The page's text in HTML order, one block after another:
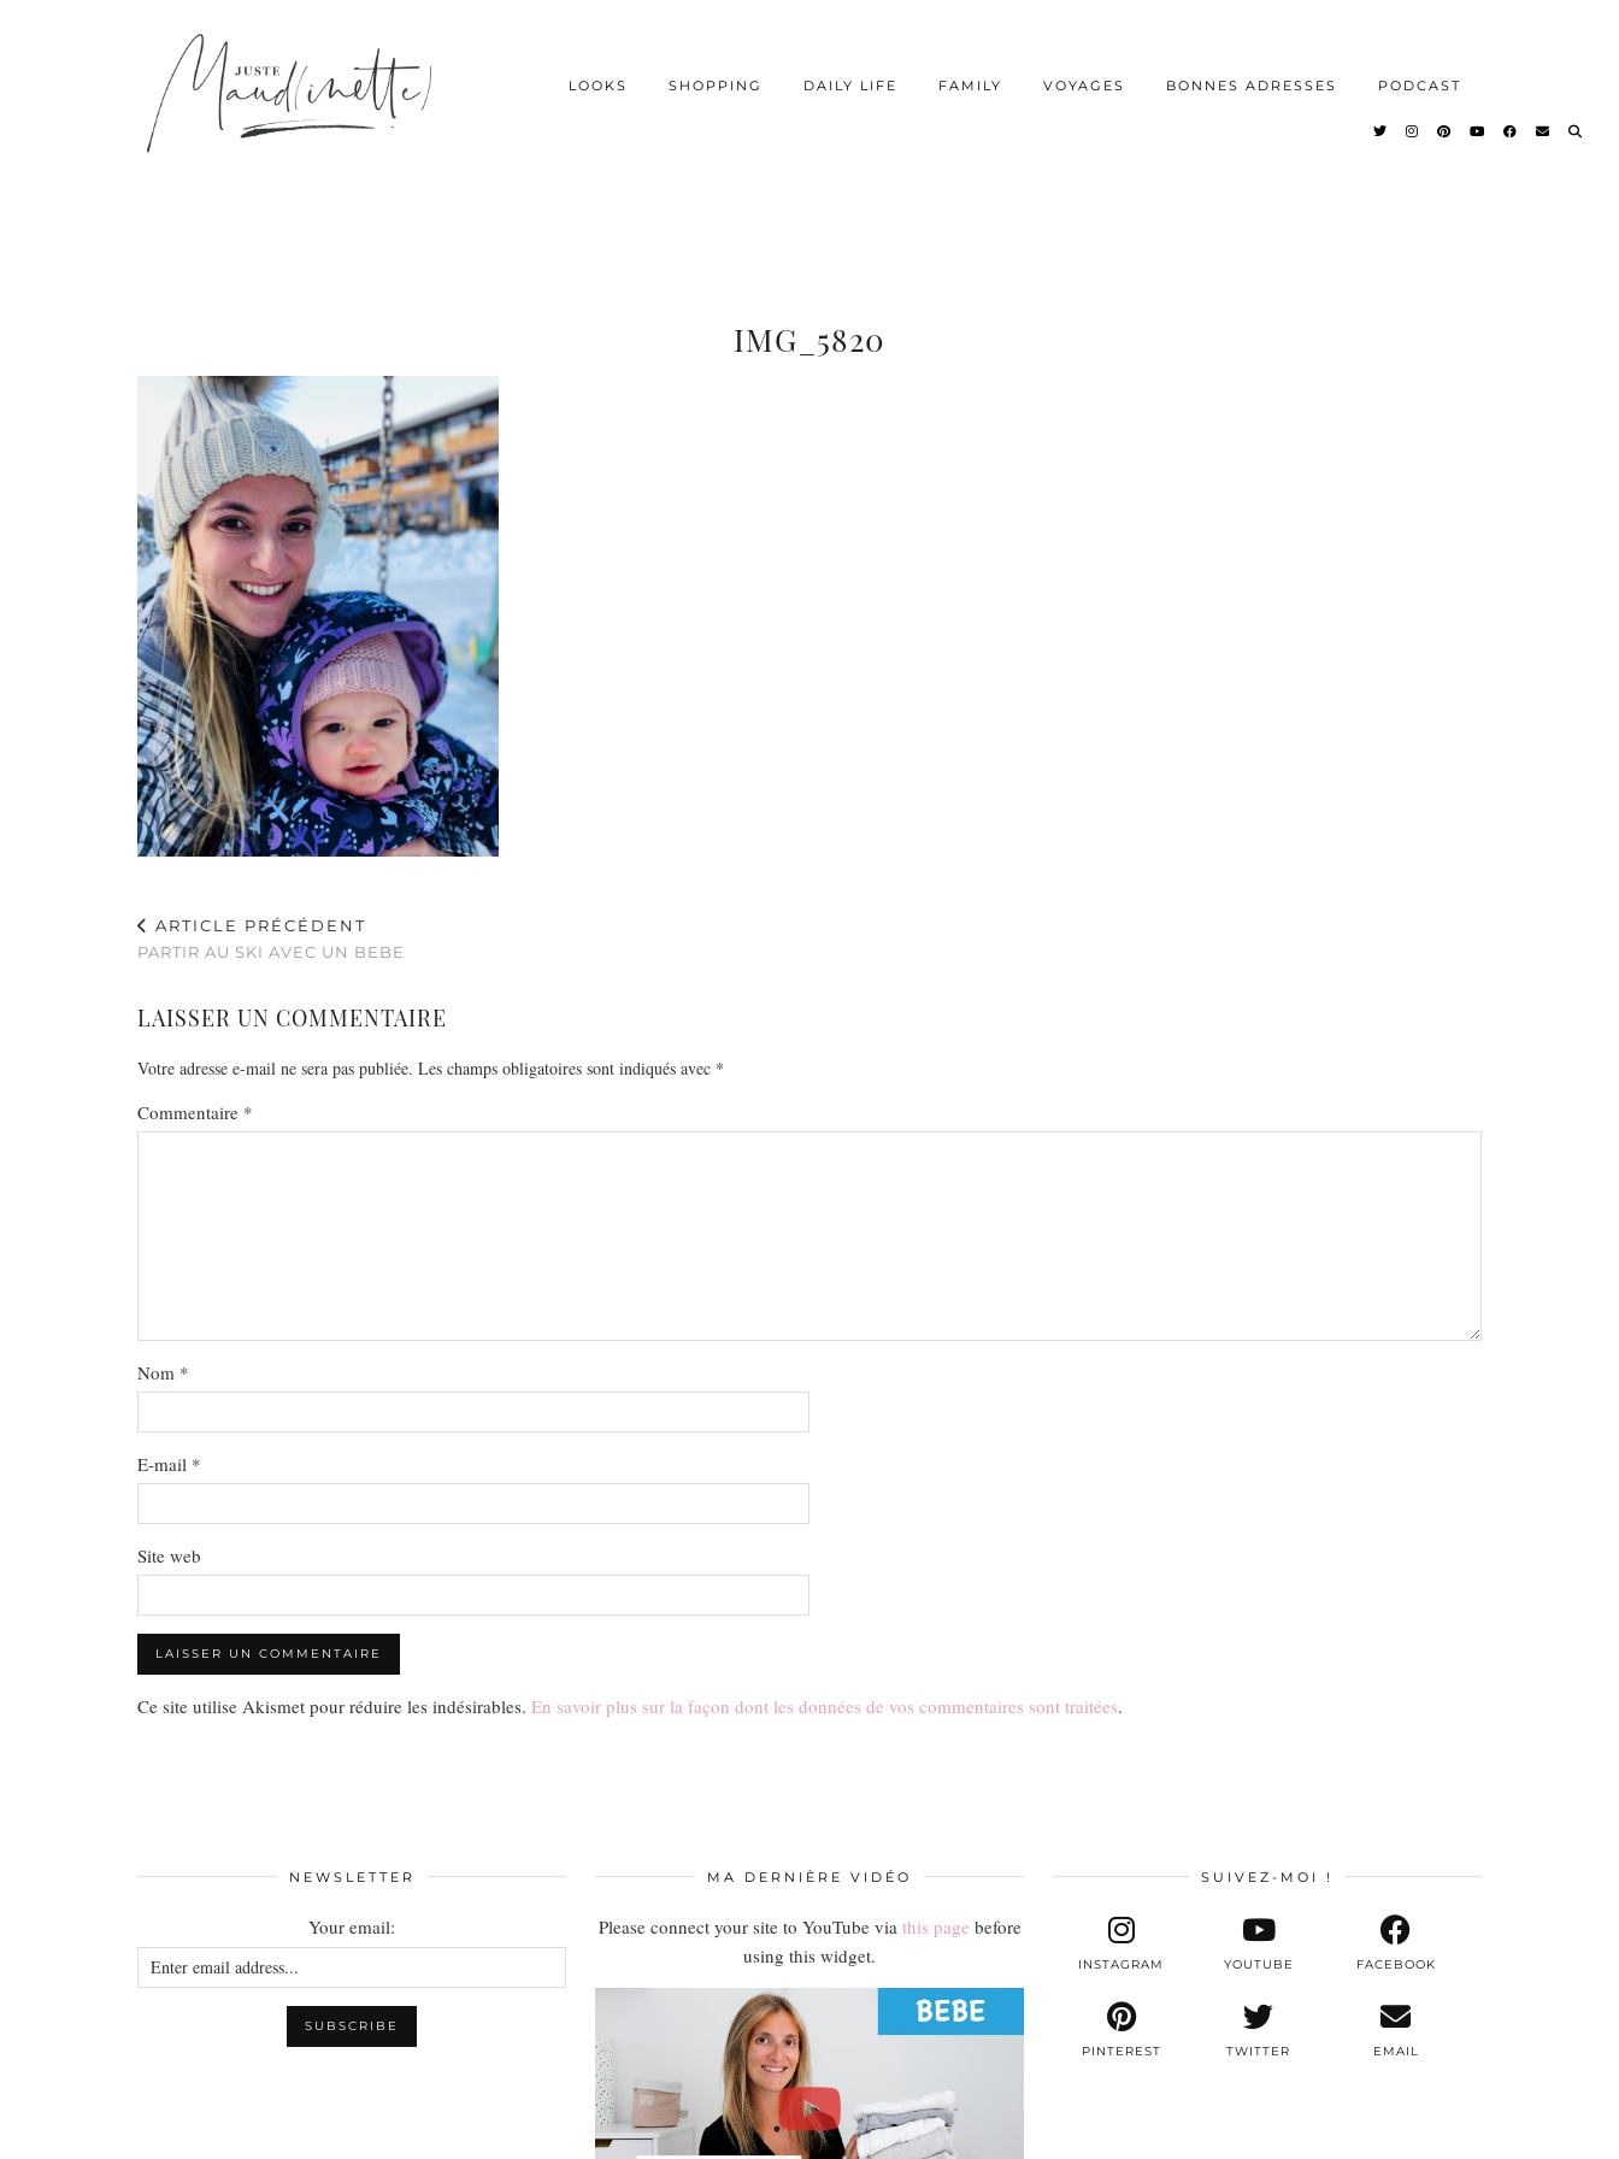
LOOKS SHOPPING DAILY LIFE FAMILY VOYAGES BONNES ADRESSES PODCAST
IMG_5820
ARTICLE PRÉCÉDENT
PARTIR AU SKI AVEC UN BEBE
LAISSER UN COMMENTAIRE
Votre adresse e-mail ne sera pas publiée. Les champs obligatoires sont indiqués avec *
Commentaire *
Nom *
E-mail *
Site web
Ce site utilise Akismet pour réduire les indésirables. En savoir plus sur la façon dont les données de vos commentaires sont traitées.
NEWSLETTER
Your email:
MA DERNIÈRE VIDÉO
Please connect your site to YouTube via this page before
using this widget.
SUIVEZ-MOI !
TWITTER
INSTAGRAM FACEBOOK
PINTEREST
YOUTUBE
EMAIL